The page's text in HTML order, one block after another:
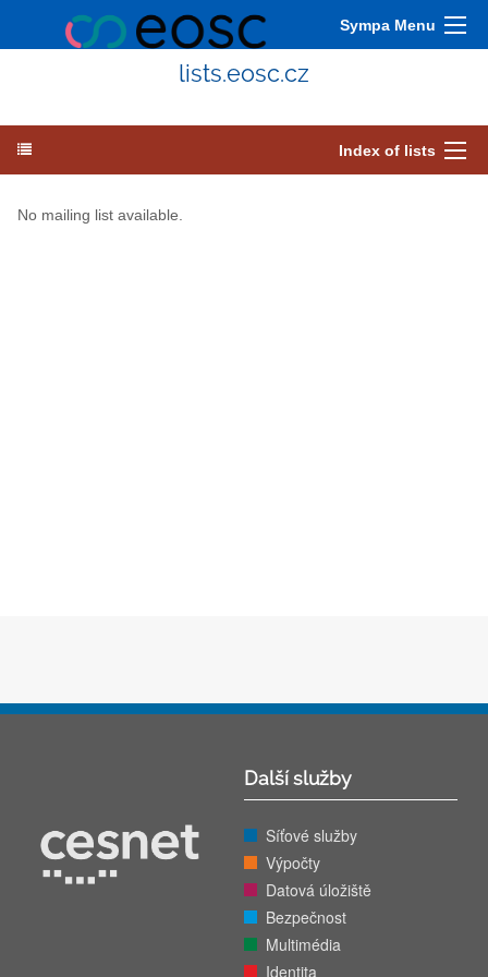
Sympa Menu
lists.eosc.cz
Index of lists
No mailing list available.
Další služby
Síťové služby
Výpočty
Datová úložiště
Bezpečnost
Multimédia
Identita